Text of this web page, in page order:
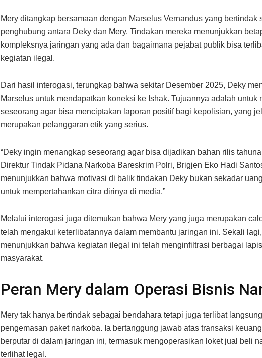
Mery ditangkap bersamaan dengan Marselus Vernandus yang bertindak
penghubung antara Deky dan Mery. Tindakan mereka menunjukkan
kompleksnya jaringan yang ada dan bagaimana pejabat publik bisa
kegiatan ilegal.
Dari hasil interogasi, terungkap bahwa sekitar Desember 2025, Deky
Marselus untuk mendapatkan koneksi ke Ishak. Tujuannya adalah untuk
seseorang agar bisa menciptakan laporan positif bagi kepolisian, yang
merupakan pelanggaran etik yang serius.
“Deky ingin menangkap seseorang agar bisa dijadikan bahan rilis
Direktur Tindak Pidana Narkoba Bareskrim Polri, Brigjen Eko Hadi
menunjukkan bahwa motivasi di balik tindakan Deky bukan sekadar
untuk mempertahankan citra dirinya di media.”
Melalui interogasi juga ditemukan bahwa Mery yang juga merupakan
telah mengakui keterlibatannya dalam membantu jaringan ini. Sekali
menunjukkan bahwa kegiatan ilegal ini telah menginfiltrasi berbagai
masyarakat.
Peran Mery dalam Operasi Bisnis
Mery tak hanya bertindak sebagai bendahara tetapi juga terlibat
pengemasan paket narkoba. Ia bertanggung jawab atas transaksi
berputar di dalam jaringan ini, termasuk mengoperasikan loket jual beli
terlihat legal.